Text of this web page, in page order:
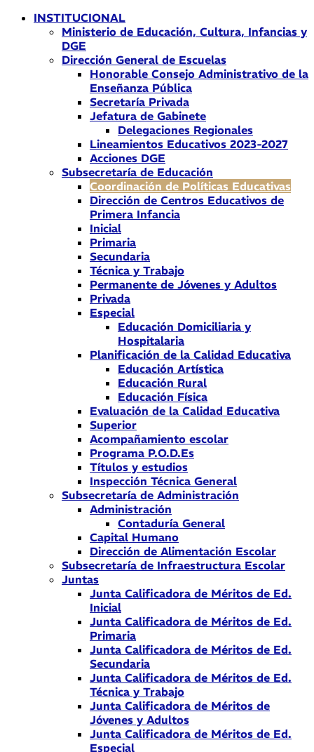
INSTITUCIONAL
Ministerio de Educación, Cultura, Infancias y
DGE
Dirección General de Escuelas
Honorable Consejo Administrativo de la
Enseñanza Pública
Secretaría Privada
Jefatura de Gabinete
Delegaciones Regionales
Lineamientos Educativos 2023-2027
Acciones DGE
Subsecretaría de Educación
Coordinación de Políticas Educativas
Dirección de Centros Educativos de
Primera Infancia
Inicial
Primaria
Secundaria
Técnica y Trabajo
Permanente de Jóvenes y Adultos
Privada
Especial
Educación Domiciliaria y
Hospitalaria
Planificación de la Calidad Educativa
Educación Artística
Educación Rural
Educación Física
Evaluación de la Calidad Educativa
Superior
Acompañamiento escolar
Programa P.O.D.Es
Títulos y estudios
Inspección Técnica General
Subsecretaría de Administración
Administración
Contaduría General
Capital Humano
Dirección de Alimentación Escolar
Subsecretaría de Infraestructura Escolar
Juntas
Junta Calificadora de Méritos de Ed.
Inicial
Junta Calificadora de Méritos de Ed.
Primaria
Junta Calificadora de Méritos de Ed.
Secundaria
Junta Calificadora de Méritos de Ed.
Técnica y Trabajo
Junta Calificadora de Méritos de
Jóvenes y Adultos
Junta Calificadora de Méritos de Ed.
Especial